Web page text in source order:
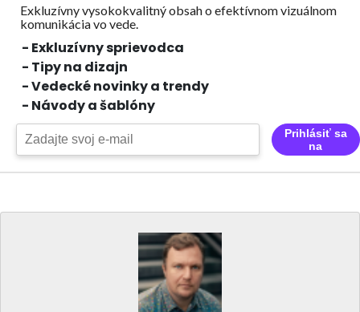
Exkluzívny vysokokvalitný obsah o efektívnom vizuálnom
komunikácia vo vede.
- Exkluzívny sprievodca
- Tipy na dizajn
- Vedecké novinky a trendy
- Návody a šablóny
Prihlásiť sa
na